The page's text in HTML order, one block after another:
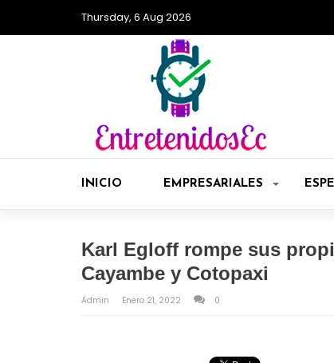
Thursday, 6 Aug 2026
INICIO EMPRESARIALES
Karl Egloff rompe sus
Cayambe y Cotopaxi
Admin Enero 21, 2022 0